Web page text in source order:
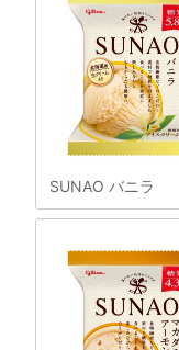
SUNAO バニラ